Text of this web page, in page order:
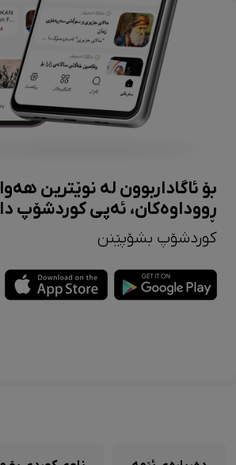
بۆ ئاگاداربوون لە نوێترین
ڕووداوەکان، ئەپی کوردشۆپ
کوردشۆپ بشۆپێنن